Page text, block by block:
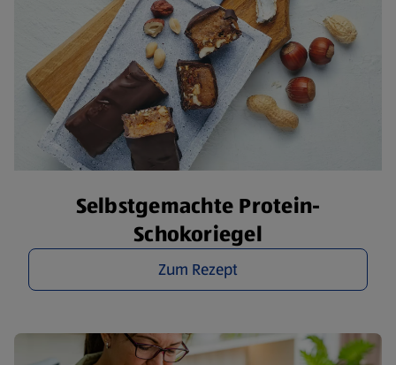
Selbstgemachte Protein-
Schokoriegel
Zum Rezept